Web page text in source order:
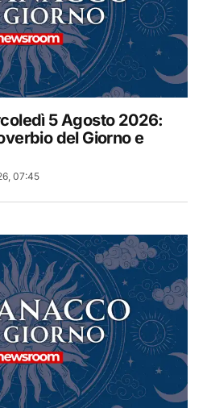
5 Agosto 2026:
del Giorno e
07:45